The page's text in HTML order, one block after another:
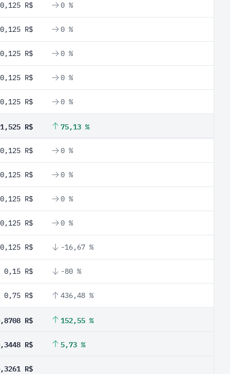
0,125 R$ 0 %
0,125 R$ 0 %
0,125 R$ 0 %
0,125 R$ 0 %
0,125 R$ 0 %
1,525 R$ 75,13 %
0,125 R$ 0 %
0,125 R$ 0 %
0,125 R$ 0 %
0,125 R$ 0 %
0,125 R$ -16,67 %
0,15 R$ -80 %
0,75 R$ 436,48 %
R$ 152,55 %
R$ 5,73 %
R$